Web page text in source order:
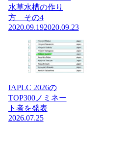
水草水槽の作り
方 その4
2020.09.192020.09.23
IAPLC 2026の
TOP300ノミネー
ト者を発表
2026.07.25